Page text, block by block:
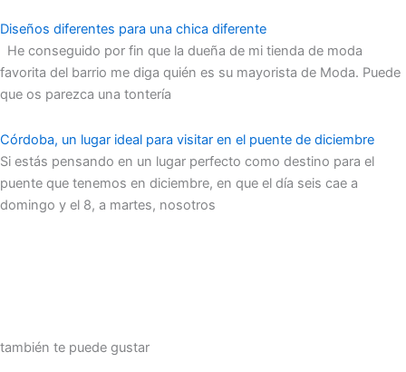
Diseños diferentes para una chica diferente
He conseguido por fin que la dueña de mi tienda de moda
favorita del barrio me diga quién es su mayorista de Moda. Puede
que os parezca una tontería
Córdoba, un lugar ideal para visitar en el puente de diciembre
Si estás pensando en un lugar perfecto como destino para el
puente que tenemos en diciembre, en que el día seis cae a
domingo y el 8, a martes, nosotros
también te puede gustar